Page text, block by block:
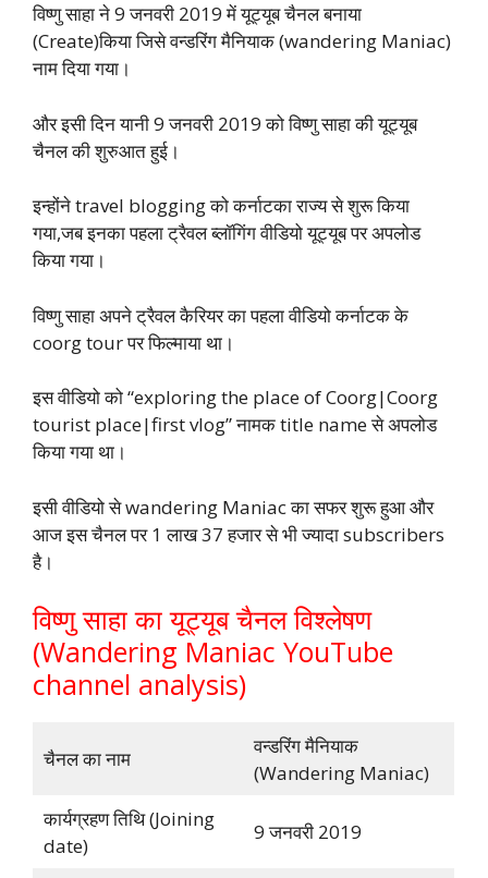
विष्णु साहा ने 9 जनवरी 2019 में यूट्यूब चैनल बनाया
(Create)किया जिसे वन्डरिंग मैनियाक (wandering Maniac)
नाम दिया गया।
और इसी दिन यानी 9 जनवरी 2019 को विष्णु साहा की यूट्यूब
चैनल की शुरुआत हुई।
इन्होंने travel blogging को कर्नाटका राज्य से शुरू किया
गया,जब इनका पहला ट्रैवल ब्लॉगिंग वीडियो यूट्यूब पर अपलोड
किया गया।
विष्णु साहा अपने ट्रैवल कैरियर का पहला वीडियो कर्नाटक के
coorg tour पर फिल्माया था।
इस वीडियो को “exploring the place of Coorg|Coorg
tourist place|first vlog” नामक title name से अपलोड
किया गया था।
इसी वीडियो से wandering Maniac का सफर शुरू हुआ और
आज इस चैनल पर 1 लाख 37 हजार से भी ज्यादा subscribers
है।
विष्णु साहा का यूट्यूब चैनल विश्लेषण
(Wandering Maniac YouTube
channel analysis)
चैनल का नाम
वन्डरिंग मैनियाक
(Wandering Maniac)
कार्यग्रहण तिथि (Joining
date)
9 जनवरी 2019